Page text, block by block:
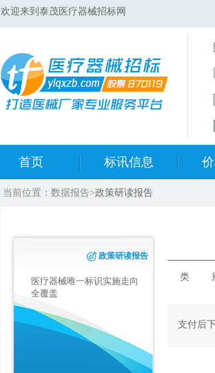
欢迎来到泰茂医疗器械招标网
首页 标讯信息
集采标讯动态
集采标讯项目
医院标讯动态 目
当前位置： 数据报告>政策研读报告
政策研读报告
医疗器械唯一标识实施走向
全覆盖
类
支付后